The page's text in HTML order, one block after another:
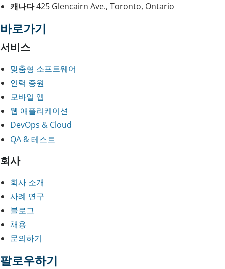
캐나다425 Glencairn Ave., Toronto, Ontario
바로가기
서비스
맞춤형 소프트웨어
인력 증원
모바일 앱
웹 애플리케이션
DevOps & Cloud
QA & 테스트
회사
회사 소개
사례 연구
블로그
채용
문의하기
팔로우하기